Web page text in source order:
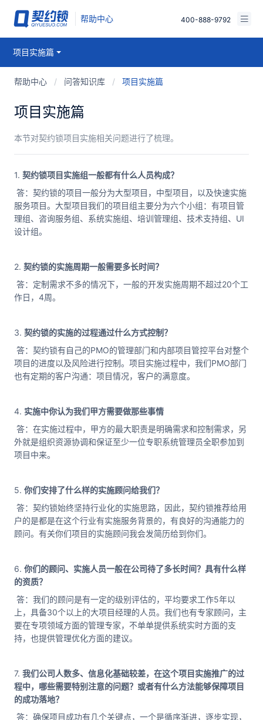
帮助中心 400-888-9792
视频课堂
产品文档
问答知识库
已有账号，登录
项目实施篇
帮助中心 / 问答知识库 / 项目实施篇
项目实施篇
本节对契约锁项目实施相关问题进行了梳理。
1. 契约锁项目实施组一般都有什么人员构成？
答：契约锁的项目一般分为大型项目，中型项目，以及快速实施
服务项目。大型项目我们的项目组主要分为六个小组：有项目管
理组、咨询服务组、系统实施组、培训管理组、技术支持组、UI
设计组。
2. 契约锁的实施周期一般需要多长时间？
答：定制需求不多的情况下，一般的开发实施周期不超过20个工
作日，4周。
3. 契约锁的实施的过程通过什么方式控制？
答：契约锁有自己的PMO的管理部门和内部项目管控平台对整个
项目的进度以及风险进行控制。项目实施过程中，我们PMO部门
也有定期的客户沟通：项目情况，客户的满意度。
4. 实施中你认为我们甲方需要做那些事情
答：在实施过程中，甲方的最大职责是明确需求和控制需求，另
外就是组织资源协调和保证至少一位专职系统管理员全职参加到
项目中来。
5. 你们安排了什么样的实施顾问给我们？
答：契约锁始终坚持行业化的实施思路，因此，契约锁推荐给用
户的是都是在这个行业有实施服务背景的，有良好的沟通能力的
顾问。有关你们项目的实施顾问我会发简历给到你们。
6. 你们的顾问、实施人员一般在公司待了多长时间？具有什么样
的资质？
答：我们的顾问是有一定的级别评估的，平均要求工作5年以
上，具备30个以上的大项目经理的人员。我们也有专家顾问，主
要在专项领域方面的管理专家，不单单提供系统实时方面的支
持，也提供管理优化方面的建议。
7. 我们公司人数多、信息化基础较差，在这个项目实施推广的过
程中，哪些需要特别注意的问题？或者有什么方法能够保障项目
的成功落地？
答：确保项目成功有几个关键点，一个是循序渐进，逐步实现，